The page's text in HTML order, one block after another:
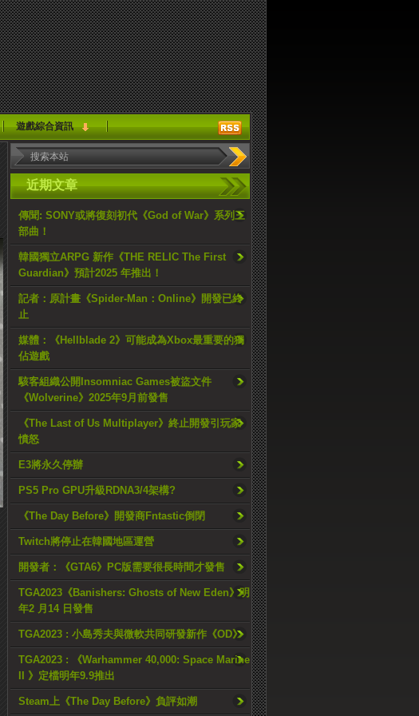
遊戲綜合資訊
近期文章
傳聞: SONY或將復刻初代《God of War》系列三
部曲！
韓國獨立ARPG 新作《THE RELIC The First
Guardian》預計2025 年推出！
記者：原計畫《Spider-Man：Online》開發已終
止
媒體：《Hellblade 2》可能成為Xbox最重要的獨
佔遊戲
駭客組織公開Insomniac Games被盜文件
《Wolverine》2025年9月前發售
《The Last of Us Multiplayer》終止開發引玩家
憤怒
E3將永久停辦
PS5 Pro GPU升級RDNA3/4架構?
《The Day Before》開發商Fntastic倒閉
Twitch將停止在韓國地區運營
開發者：《GTA6》PC版需要很長時間才發售
TGA2023《Banishers: Ghosts of New Eden》明
年2 月14 日發售
TGA2023 : 小島秀夫與微軟共同研發新作《OD》
TGA2023 : 《Warhammer 40,000: Space Marine
II 》定檔明年9.9推出
Steam上《The Day Before》負評如潮